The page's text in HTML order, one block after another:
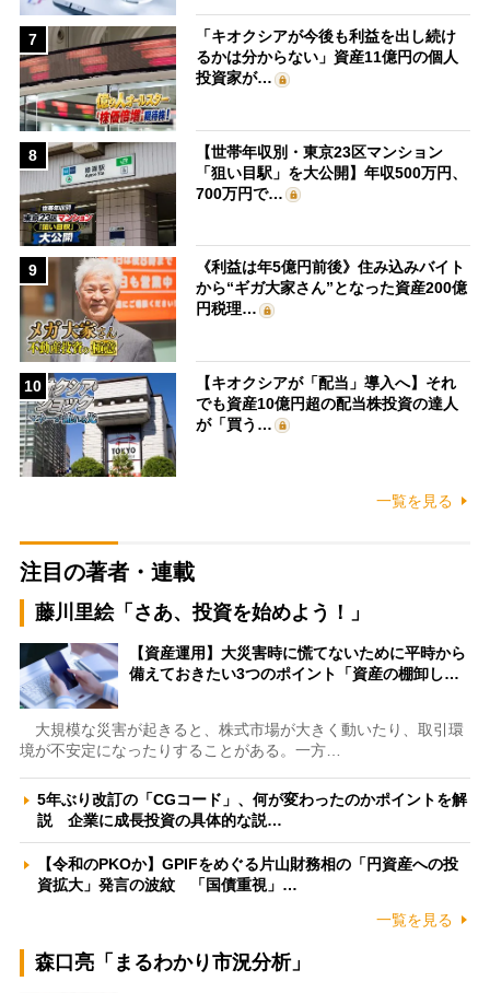
7
「キオクシアが今後も利益を出し続け
るかは分からない」資産11億円の個人
投資家が…
8
【世帯年収別・東京23区マンション
「狙い目駅」を大公開】年収500万円、
700万円で…
9
《利益は年5億円前後》住み込みバイト
から“ギガ大家さん”となった資産200億
円税理…
10
【キオクシアが「配当」導入へ】それ
でも資産10億円超の配当株投資の達人
が「買う…
一覧を見る
注目の著者・連載
藤川里絵「さあ、投資を始めよう！」
【資産運用】大災害時に慌てないために平時から
備えておきたい3つのポイント「資産の棚卸し…
大規模な災害が起きると、株式市場が大きく動いたり、取引環
境が不安定になったりすることがある。一方…
5年ぶり改訂の「CGコード」、何が変わったのかポイントを解
説 企業に成長投資の具体的な説…
【令和のPKOか】GPIFをめぐる片山財務相の「円資産への投
資拡大」発言の波紋 「国債重視」…
一覧を見る
森口亮「まるわかり市況分析」